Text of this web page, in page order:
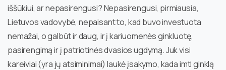
iššūkiui, ar nepasirengusi? Nepasirengusi, pirmiausia,
Lietuvos vadovybė, nepaisant to, kad buvo investuota
nemažai, o galbūt ir daug, ir į kariuomenės ginkluotę,
pasirengimą ir į patriotinės dvasios ugdymą. Juk visi
kareiviai (yra jų atsiminimai) laukė įsakymo, kada imti ginklą